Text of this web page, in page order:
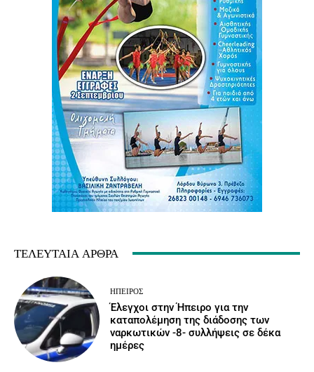
ΤΕΛΕΥΤΑΊΑ ΆΡΘΡΑ
ΉΠΕΙΡΟΣ
Έλεγχοι στην Ήπειρο για την
καταπολέμηση της διάδοσης των
ναρκωτικών -8- συλλήψεις σε δέκα
ημέρες